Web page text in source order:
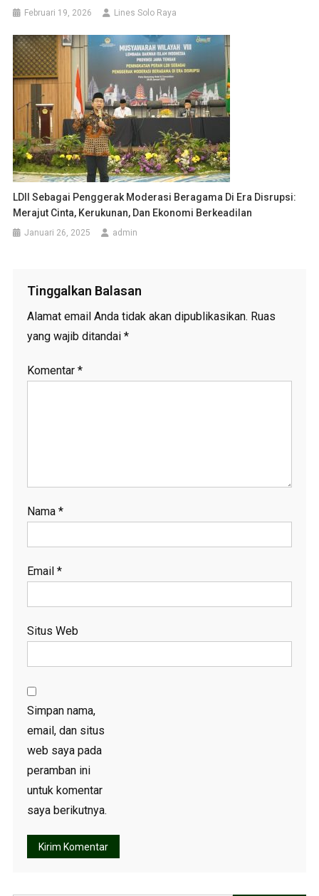
Februari 19, 2026 Lines Solo Raya
LDII Sebagai Penggerak Moderasi Beragama Di Era Disrupsi:
Merajut Cinta, Kerukunan, Dan Ekonomi Berkeadilan
Januari 26, 2025 admin
Tinggalkan Balasan
Alamat email Anda tidak akan dipublikasikan. Ruas
yang wajib ditandai *
Komentar *
Nama *
Email *
Situs Web
Simpan nama,
email, dan situs
web saya pada
peramban ini
untuk komentar
saya berikutnya.